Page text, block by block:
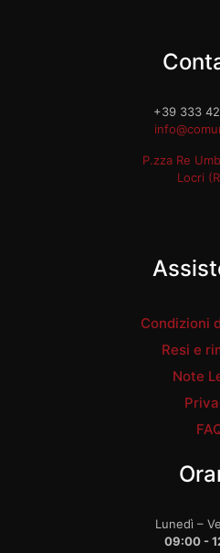
+39 333
P.zza Re
Locri
Condizioni
Resi e
Note
Lunedì –
09:00 -